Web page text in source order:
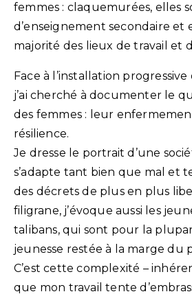
femmes : claquemurées, elles
d’enseignement secondaire et
majorité des lieux de travail et
Face à l’installation
j’ai cherché à documenter le
des femmes : leur
résilience.
Je dresse le portrait d’une
s’adapte tant bien que mal et
des décrets de plus en plus
filigrane, j’évoque aussi les
talibans, qui sont pour la
jeunesse restée à la marge du
C’est cette complexité –
que mon travail tente